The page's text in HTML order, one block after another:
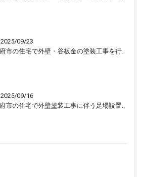
2025/09/23
甲府市の住宅で外壁・谷板金の塗装工事を行ない、住宅が生まれ変わりました
2025/09/16
甲府市の住宅で外壁塗装工事に伴う足場設置、外壁の下処理を行いました。